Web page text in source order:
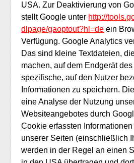
USA. Zur Deaktivierung von
stellt Google unter http://
dlpage/gaoptout?hl=de ein
Verfügung. Google Analytics
Das sind kleine Textdateien,
machen, auf dem Endgerät
spezifische, auf den Nutzer
Informationen zu speichern.
eine Analyse der Nutzung
Websiteangebotes durch
Cookie erfassten
unserer Seiten (einschließlich
werden in der Regel an einen